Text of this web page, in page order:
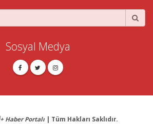
Sosyal Medya
Haber Portalı | Tüm Hakları Saklıdır.